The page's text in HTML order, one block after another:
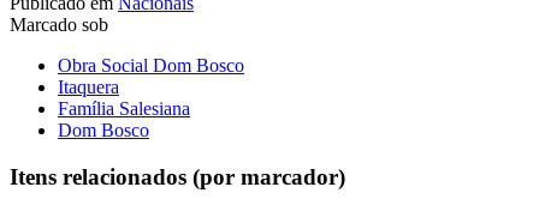
Marcado sob
Obra Social Dom Bosco
Itaquera
Família Salesiana
Dom Bosco
Itens relacionados (por marcador)